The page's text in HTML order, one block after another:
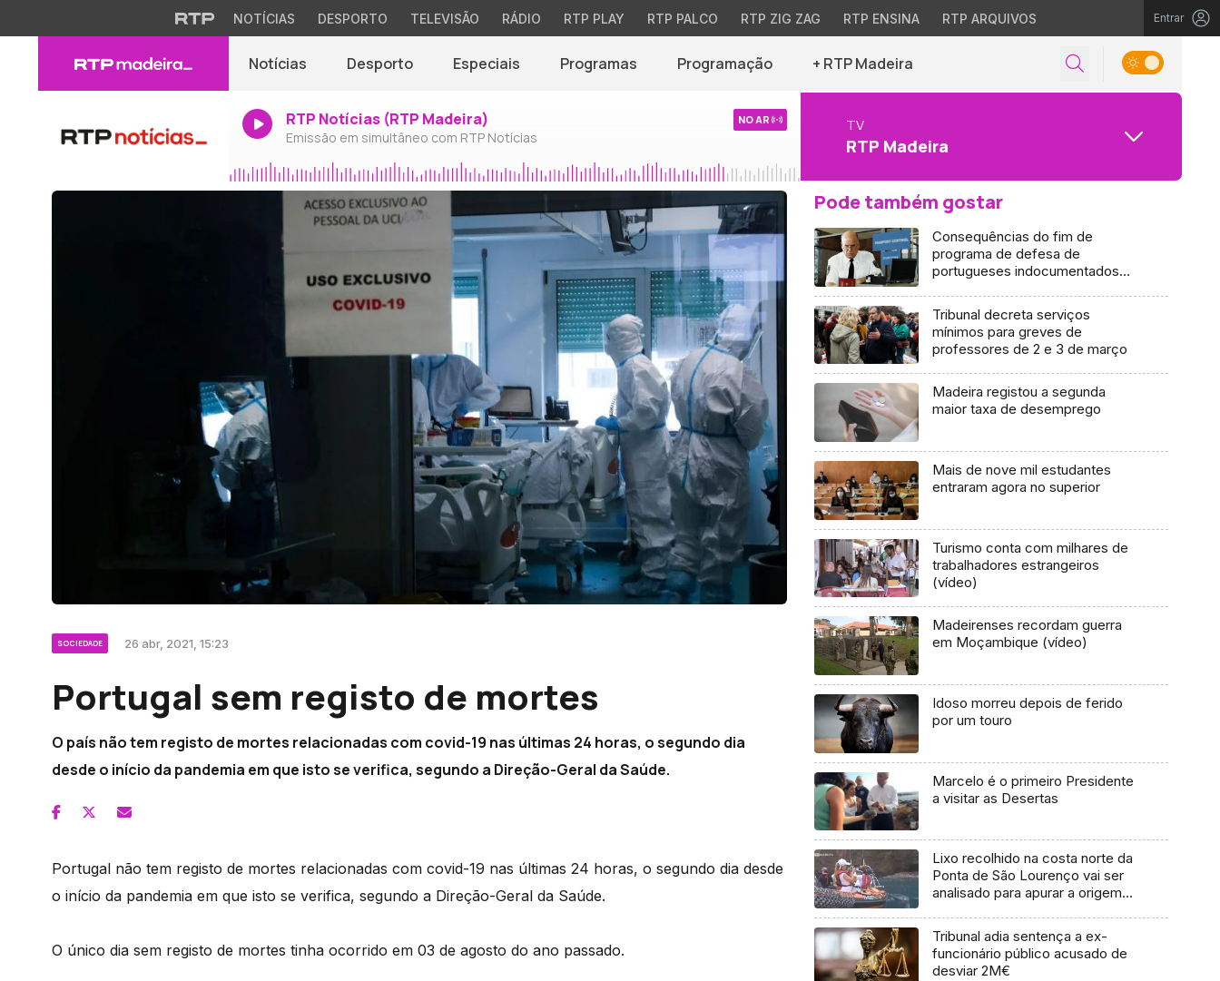
NOTÍCIAS DESPORTO TELEVISÃO RÁDIO RTP PLAY RTP PALCO RTP ZIG ZAG RTP ENSINA RTP ARQUIVOS Entrar
Notícias Desporto Especiais Programas Programação + RTP Madeira
RTP Notícias (RTP Madeira)
Emissão em simultâneo com RTP Notícias
NO AR TV
RTP Madeira
SOCIEDADE 26 abr, 2021, 15:23
Portugal sem registo de mortes
O país não tem registo de mortes relacionadas com covid-19 nas últimas 24 horas, o segundo dia
desde o início da pandemia em que isto se verifica, segundo a Direção-Geral da Saúde.
Portugal não tem registo de mortes relacionadas com covid-19 nas últimas 24 horas, o segundo dia desde
o início da pandemia em que isto se verifica, segundo a Direção-Geral da Saúde.
O único dia sem registo de mortes tinha ocorrido em 03 de agosto do ano passado.
Pode também gostar
Consequências do fim de
programa de defesa de
portugueses indocumentados
Tribunal decreta serviços
mínimos para greves de
professores de 2 e 3 de março
Madeira registou a segunda
maior taxa de desemprego
Mais de nove mil estudantes
entraram agora no superior
Turismo conta com milhares de
trabalhadores estrangeiros
(vídeo)
Madeirenses recordam guerra
em Moçambique (vídeo)
Idoso morreu depois de ferido
por um touro
Marcelo é o primeiro Presidente
a visitar as Desertas
Lixo recolhido na costa norte da
Ponta de São Lourenço vai ser
analisado para apurar a origem
Tribunal adia sentença a ex-
funcionário público acusado de
desviar 2M€